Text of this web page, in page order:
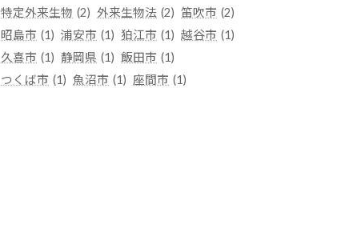
特定外来生物 (2) 外来生物法 (2) 笛吹市 (2)
昭島市 (1) 浦安市 (1) 狛江市 (1) 越谷市 (1)
久喜市 (1) 静岡県 (1) 飯田市 (1)
つくば市 (1) 魚沼市 (1) 座間市 (1)